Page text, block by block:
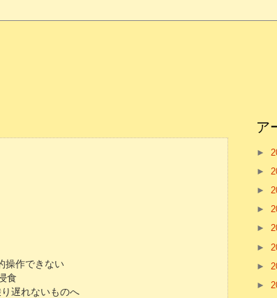
操作できない
食
遅れないものへ
ア
►
►
►
►
►
►
►
►